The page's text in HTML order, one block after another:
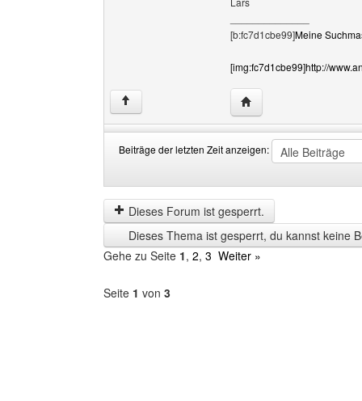
[b:fc7d1cbe99]Meine
[img:fc7d1cbe99]http://
↑ Website dieses
Beiträge der letzten Zeit anzeigen:
der
letzten
Zeit
anzeigen
by
Dieses Forum ist gesperrt.
Dieses Thema ist gesperrt, du kannst keine
Gehe zu Seite 1, 2, 3 Weiter »
Seite 1 von 3